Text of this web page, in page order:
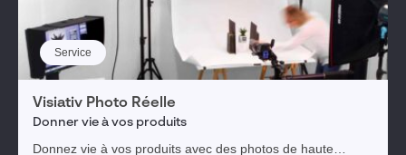
Service
Visiativ Photo Réelle
Donner vie à vos produits
Donnez vie à vos produits avec des photos de haute